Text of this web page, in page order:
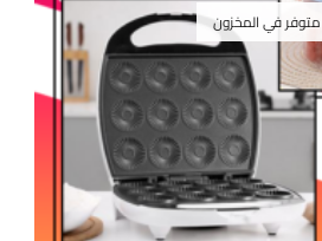
متوفر في المخزون